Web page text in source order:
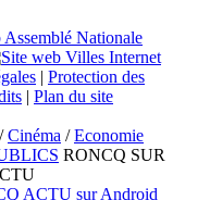
| Protection des
| Plan du site
Cinéma /Economie
RONCQ SUR